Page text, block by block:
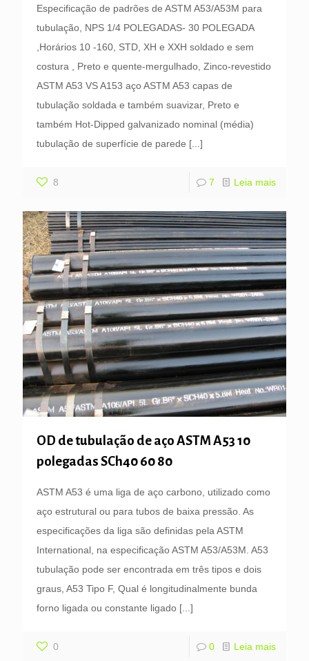
Especificação de padrões de ASTM A53/A53M para
tubulação, NPS 1/4 POLEGADAS- 30 POLEGADA
,Horários 10 -160, STD, XH e XXH soldado e sem
costura , Preto e quente-mergulhado, Zinco-revestido
ASTM A53 VS A153 aço ASTM A53 capas de
tubulação soldada e também suavizar, Preto e
também Hot-Dipped galvanizado nominal (média)
tubulação de superfície de parede [...]
8 7 Leia mais
OD de tubulação de aço ASTM A53 10
polegadas SCh40 60 80
ASTM A53 é uma liga de aço carbono, utilizado como
aço estrutural ou para tubos de baixa pressão. As
especificações da liga são definidas pela ASTM
International, na especificação ASTM A53/A53M. A53
tubulação pode ser encontrada em três tipos e dois
graus, A53 Tipo F, Qual é longitudinalmente bunda
forno ligada ou constante ligado [...]
0 0 Leia mais